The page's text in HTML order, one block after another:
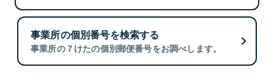
事業所の個別番号を検索する
事業所の７けたの個別郵便番号をお調べします。